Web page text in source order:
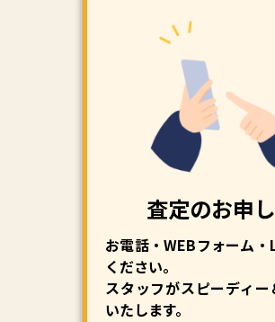
査定のお申
お電話・WEBフォーム
ください。
スタッフがスピーディ
いたします。